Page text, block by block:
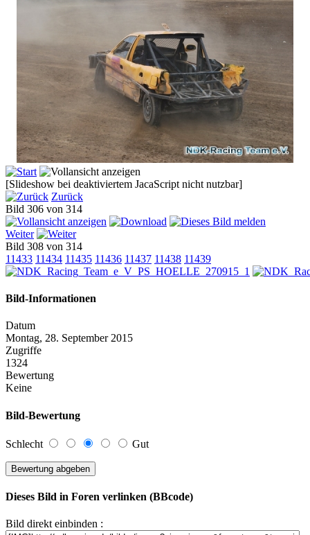
[Slideshow bei deaktiviertem JacaScript nicht nutzbar]
Zurück
Bild 306 von 314
Weiter
Bild 308 von 314
11433 11434 11435 11436 11437 11438 11439
Bild-Informationen
Datum
Montag, 28. September 2015
Zugriffe
1324
Bewertung
Keine
Bild-Bewertung
Schlecht Gut
Dieses Bild in Foren verlinken (BBcode)
Bild direkt einbinden :